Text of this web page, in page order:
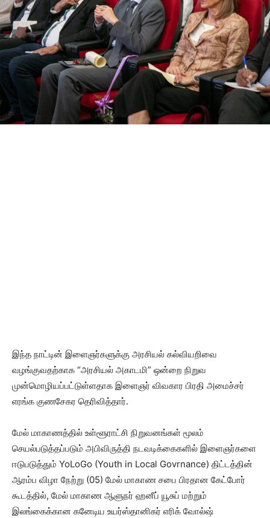
இந்த நாட்டின் இளைஞர்களுக்கு அரசியல் கல்வியறிவை
வழங்குவதற்காக “அரசியல் அகாடமி” ஒன்றை நிறுவ
முன்மொழியப்பட்டுள்ளதாக இளைஞர் விவகார பிரதி அமைச்சர்
எரங்க குணசேகர தெரிவித்தார்.
மேல் மாகாணத்தில் உள்ளூராட்சி நிறுவனங்கள் மூலம்
செயல்படுத்தப்படும் அபிவிருத்தி நடவடிக்கைகளில் இளைஞர்களை
ஈடுபடுத்தும் YoLoGo (Youth in Local Govrnance) திட்டத்தின்
ஆரம்ப விழா நேற்று (05) மேல் மாகாண சபை பிரதான கேட்போர்
கூடத்தில், மேல் மாகாண ஆளுநர் ஹனீப் யூசுப் மற்றும்
இலங்கைக்கான கனேடிய உயர்ஸ்தானிகர் எரிக் வோல்ஷ்